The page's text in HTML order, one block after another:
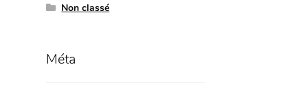
Non classé
Méta